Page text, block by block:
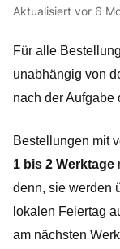
Aktualisiert vor 6
Für alle
unabhängig von
nach der Aufgabe
1 bis 2 Werktage
denn, sie werden
lokalen Feiertag
am nächsten